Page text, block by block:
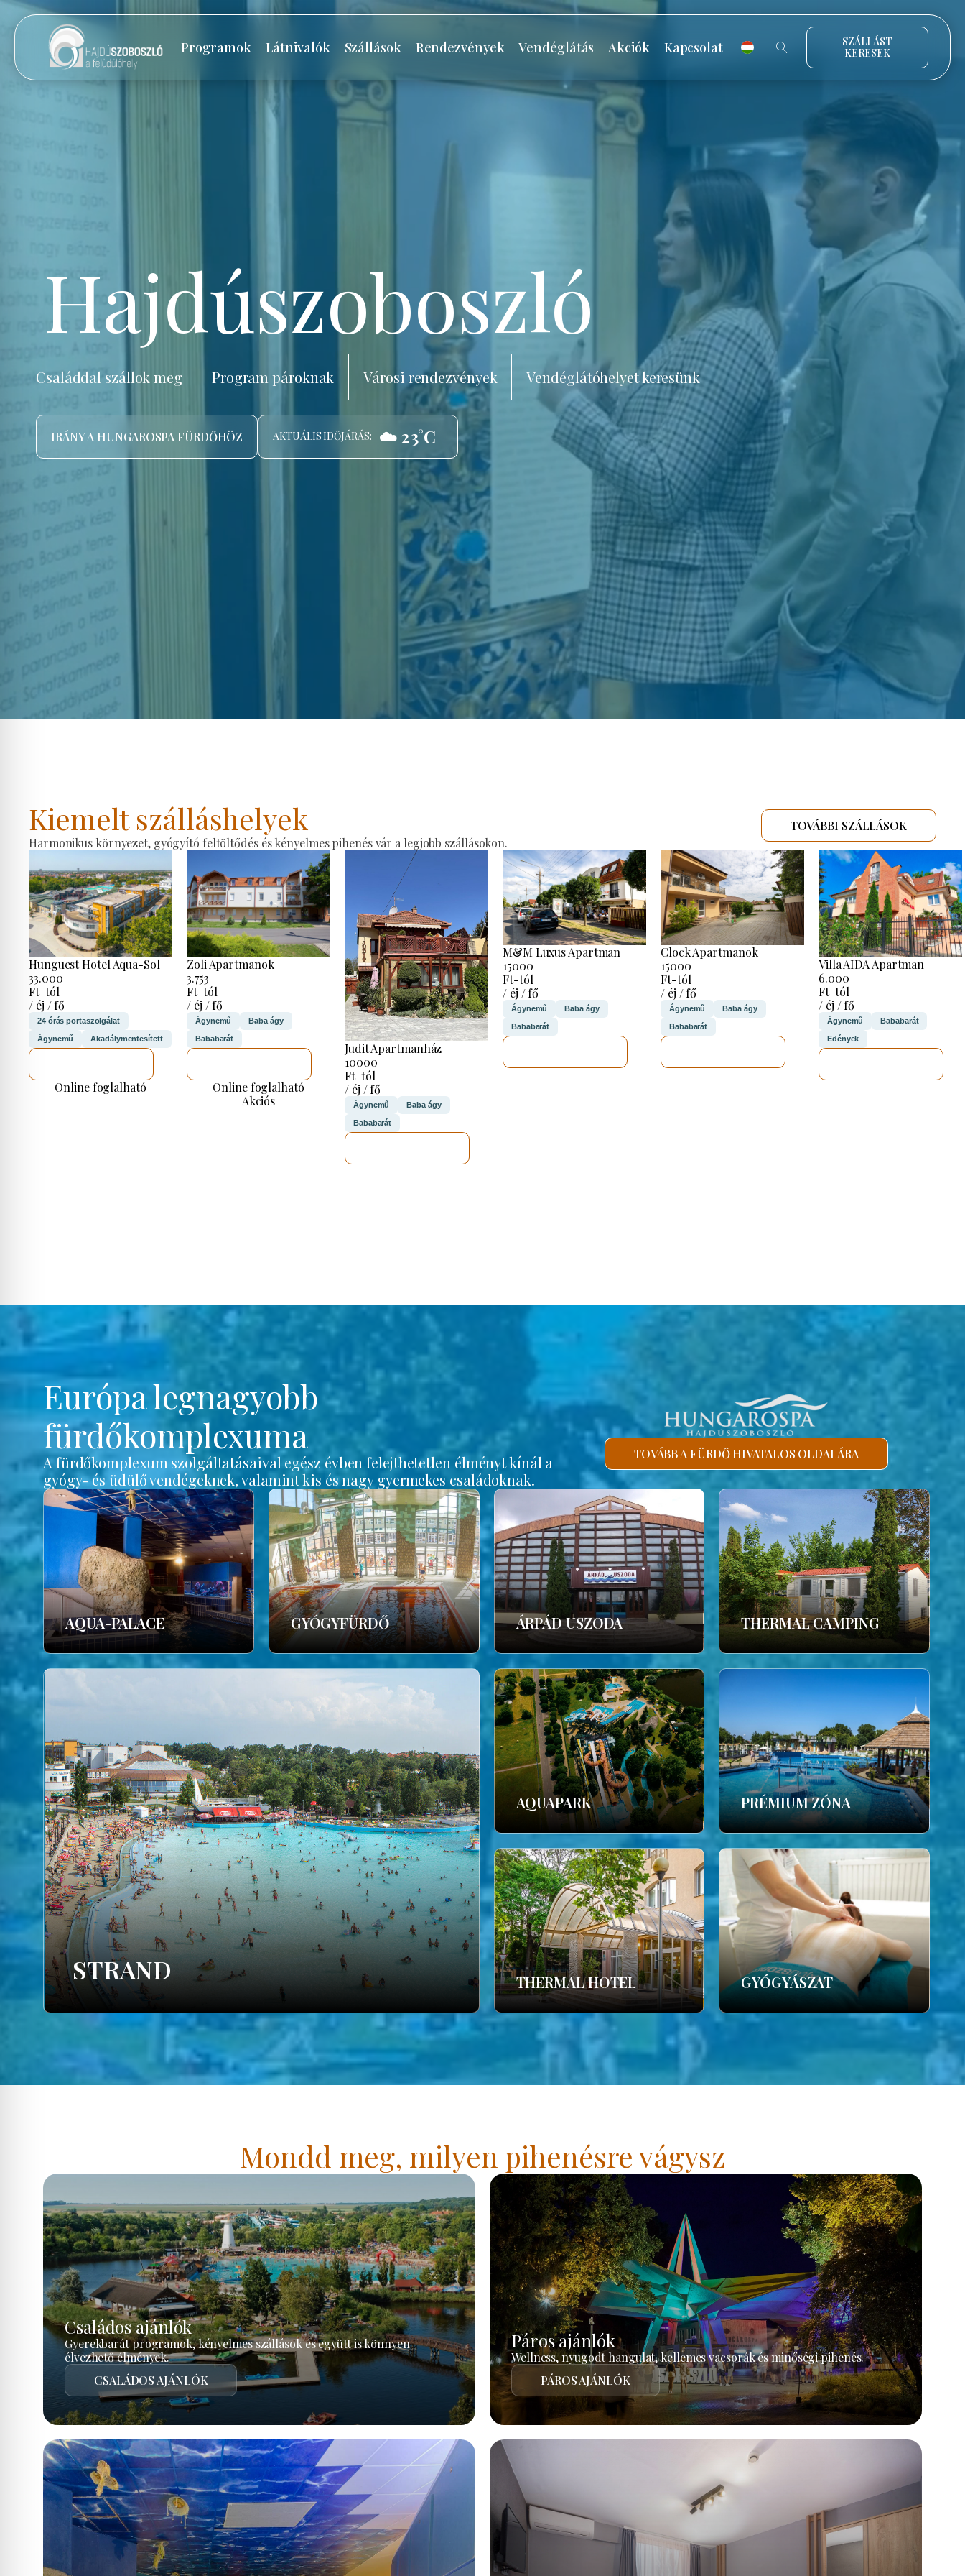
Programok Látnivalók Szállások Rendezvények Vendéglátás Akciók Kapcsolat
SZÁLLÁST
KERESEK
Hajdúszoboszló
Családdal szállok meg Program pároknak Városi rendezvények Vendéglátóhelyet keresünk
IRÁNY A HUNGAROSPA FÜRDŐHÖZ AKTUÁLIS IDŐJÁRÁS: ☁️ 23°C
Kiemelt szálláshelyek
Harmonikus környezet, gyógyító feltöltődés és kényelmes pihenés vár a legjobb szállásokon.
TOVÁBBI SZÁLLÁSOK
Hunguest Hotel Aqua-Sol
33.000
Ft-tól
/ éj / fő
24 órás portaszolgálat
Ágynemű Akadálymentesített
Online foglalható
Zoli Apartmanok
3.753
Ft-tól
/ éj / fő
Ágynemű Baba ágy
Bababarát
Online foglalható
Akciós
Judit Apartmanház
10000
Ft-tól
/ éj / fő
Ágynemű Baba ágy
Bababarát
M&M Luxus Apartman
15000
Ft-tól
/ éj / fő
Ágynemű Baba ágy
Bababarát
Clock Apartmanok
15000
Ft-tól
/ éj / fő
Ágynemű Baba ágy
Bababarát
Villa AIDA Apartman
6.000
Ft-tól
/ éj / fő
Ágynemű Bababarát
Edények
Európa legnagyobb
fürdőkomplexuma
A fürdőkomplexum szolgáltatásaival egész évben felejthetetlen élményt kínál a
gyógy- és üdülő vendégeknek, valamint kis és nagy gyermekes családoknak.
TOVÁBB A FÜRDŐ HIVATALOS OLDALÁRA
AQUA-PALACE GYÓGYFÜRDŐ ÁRPÁD USZODA THERMAL CAMPING
STRAND
AQUAPARK PRÉMIUM ZÓNA
THERMAL HOTEL GYÓGYÁSZAT
Mondd meg, milyen pihenésre vágysz
Családos ajánlók
Gyerekbarát programok, kényelmes szállások és együtt is könnyen
élvezhető élmények.
CSALÁDOS AJÁNLÓK
Páros ajánlók
Wellness, nyugodt hangulat, kellemes vacsorák és minőségi pihenés.
PÁROS AJÁNLÓK